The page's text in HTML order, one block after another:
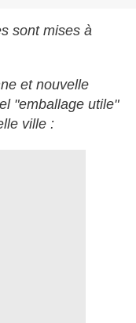
sont mises à
et nouvelle
"emballage utile"
ville :